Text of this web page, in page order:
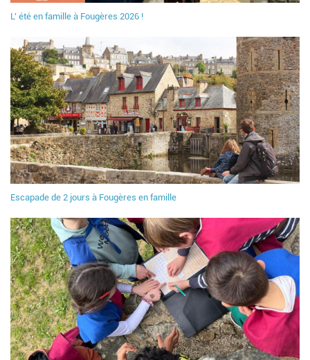
L' été en famille à Fougères 2026 !
Escapade de 2 jours à Fougères en famille